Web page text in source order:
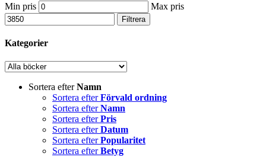
Min pris Max pris
Filtrera
Kategorier
Sortera efterNamn
Sortera efterFörvald ordning
Sortera efterNamn
Sortera efterPris
Sortera efterDatum
Sortera efterPopularitet
Sortera efterBetyg